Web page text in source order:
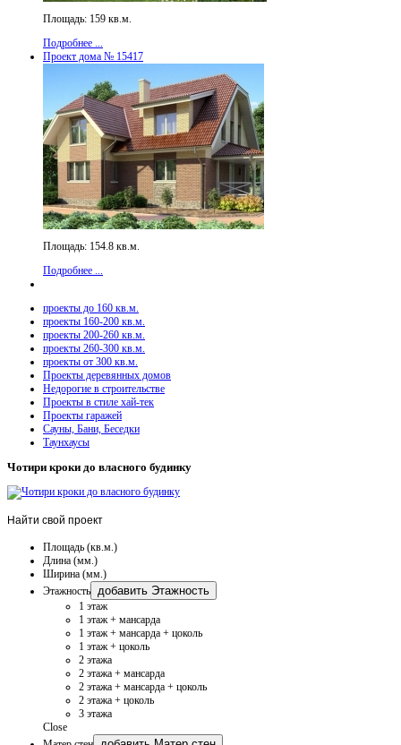
Площадь: 159 кв.м.
Подробнее ...
Проект дома № 15417
Площадь: 154.8 кв.м.
Подробнее ...
проекты до 160 кв.м.
проекты 160-200 кв.м.
проекты 200-260 кв.м.
проекты 260-300 кв.м.
проекты от 300 кв.м.
Проекты деревянных домов
Недорогие в строительстве
Проекты в стиле хай-тек
Проекты гаражей
Сауны, Бани, Беседки
Таунхаусы
Чотири кроки до власного будинку
Найти свой проект
Площадь (кв.м.)
Длина (мм.)
Ширина (мм.)
Этажность
добавить Этажность
1 этаж
1 этаж + мансарда
1 этаж + мансарда + цоколь
1 этаж + цоколь
2 этажа
2 этажа + мансарда
2 этажа + мансарда + цоколь
2 этажа + цоколь
3 этажа
Close